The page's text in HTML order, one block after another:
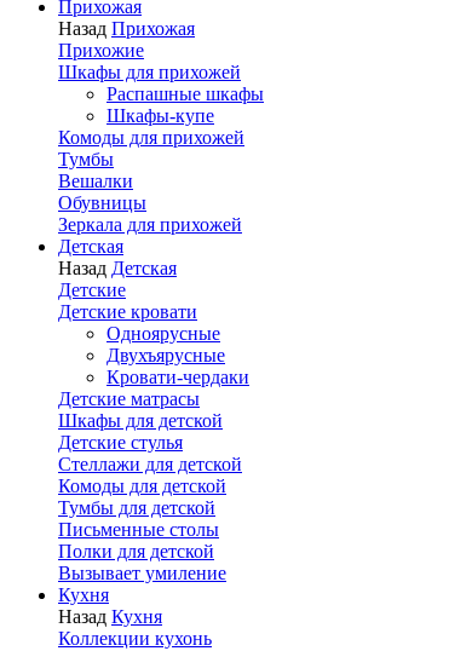
Прихожая
Назад Прихожая
Прихожие
Шкафы для прихожей
Распашные шкафы
Шкафы-купе
Комоды для прихожей
Тумбы
Вешалки
Обувницы
Зеркала для прихожей
Детская
Назад Детская
Детские
Детские кровати
Одноярусные
Двухъярусные
Кровати-чердаки
Детские матрасы
Шкафы для детской
Детские стулья
Стеллажи для детской
Комоды для детской
Тумбы для детской
Письменные столы
Полки для детской
Вызывает умиление
Кухня
Назад Кухня
Коллекции кухонь